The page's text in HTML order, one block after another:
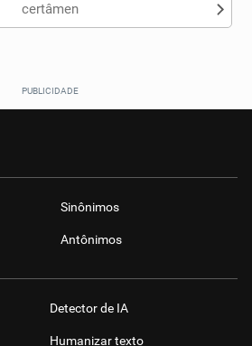
certâmen
Sinônimos
Antônimos
Detector de IA
Humanizar texto